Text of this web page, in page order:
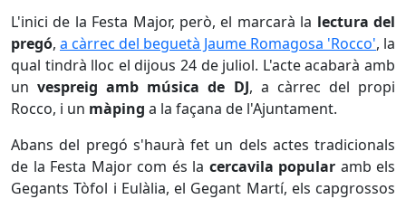
L'inici de la Festa Major, però, el marcarà la lectura del
pregó, a càrrec del beguetà Jaume Romagosa 'Rocco', la
qual tindrà lloc el dijous 24 de juliol. L'acte acabarà amb
unvespreig amb música de DJ, a càrrec del propi
Rocco, i un màping a la façana de l'Ajuntament.
Abans del pregó s'haurà fet un dels actes tradicionals
de la Festa Major com és la cercavila popular amb els
Gegants Tòfol i Eulàlia, el Gegant Martí, els capgrossos